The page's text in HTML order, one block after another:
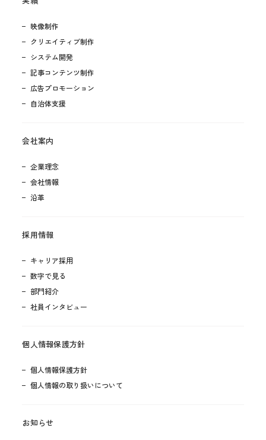
映像制作
クリエイティブ制作
システム開発
記事コンテンツ制作
広告プロモーション
自治体支援
会社案内
企業理念
会社情報
沿革
採用情報
キャリア採用
数字で見る
部門紹介
社員インタビュー
個人情報保護方針
個人情報保護方針
個人情報の取り扱いについて
お知らせ